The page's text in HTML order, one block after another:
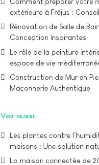
extérieure à Fréjus :
Rénovation de Salle de
Conception Inspirantes
Le rôle de la peinture
espace de vie
Construction de Mur en
Maçonnerie Authentique
Voir aussi
Les plantes contre
maisons : Une solution
La maison connectée de